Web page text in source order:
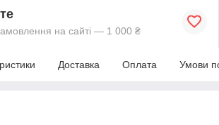
на сайті — 1 000 ₴
Доставка Оплата Умови